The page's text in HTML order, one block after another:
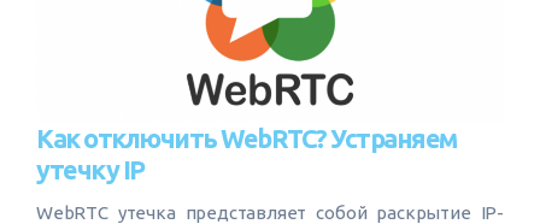
Как отключить WebRTC? Устраняем
утечку IP
WebRTC утечка представляет собой раскрытие IP-